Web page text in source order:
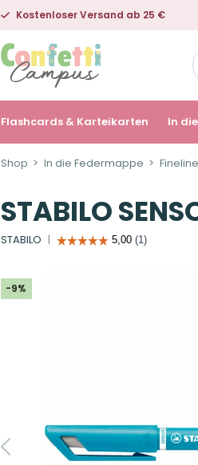
Kostenloser Versand ab 25 €
Flashcards & Karteikarten In
Shop In die Federmappe
STABILO
STABILO
-9%